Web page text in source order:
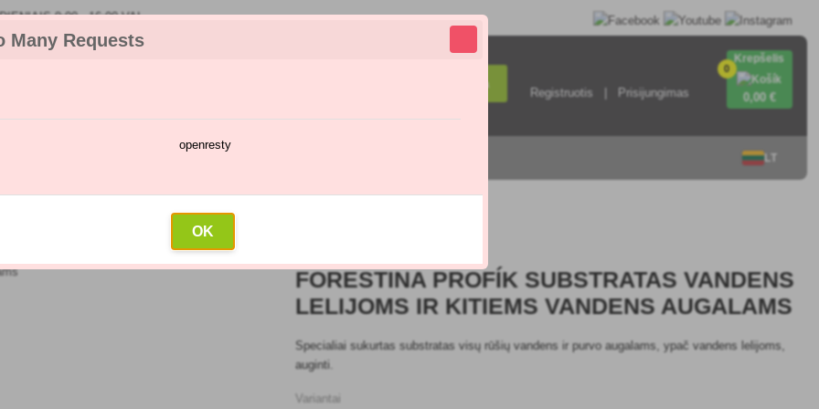
Many Requests
openresty
OK
9:00 - 16:00 VAL
Paieška
Registruotis Prisijungimas
0
Krepšelis
0,00 €
LT
substratas vandens lelijoms ir kitiems vandens augalams
FORESTINA PROFÍK SUBSTRATAS VANDENS
LELIJOMS IR KITIEMS VANDENS AUGALAMS
Specialiai sukurtas substratas visų rūšių vandens ir purvo augalams, ypač vandens lelijoms,
auginti.
Variantai